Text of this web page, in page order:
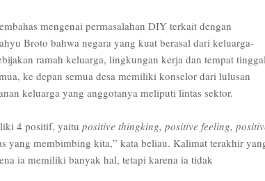
mengenai permasalahan DIY terkait dengan
Broto bahwa negara yang kuat berasal dari keluarga-
ramah keluarga, lingkungan kerja dan tempat
ke depan semua desa memiliki konselor dari lulusan
keluarga yang anggotanya meliputi lintas sektor.
4 positif, yaitu positive thingking, positive feeling,
yang membimbing kita,” kata beliau. Kalimat terakhir
ia memiliki banyak hal, tetapi karena ia tidak